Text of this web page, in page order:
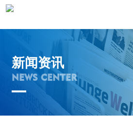
新闻资讯
NEWS CENTER